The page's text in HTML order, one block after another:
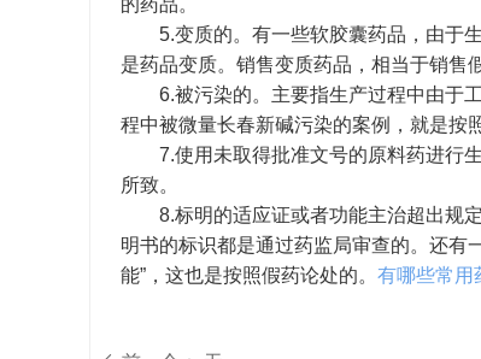
的药品。
5.变质的。有一些软胶囊药品，由于生
是药品变质。销售变质药品，相当于销售
6.被污染的。主要指生产过程中由于工
程中被微量长春新碱污染的案例，就是按
7.使用未取得批准文号的原料药进行生
所致。
8.标明的适应证或者功能主治超出规定
明书的标识都是通过药监局审查的。还有
能”，这也是按照假药论处的。 有哪些常用